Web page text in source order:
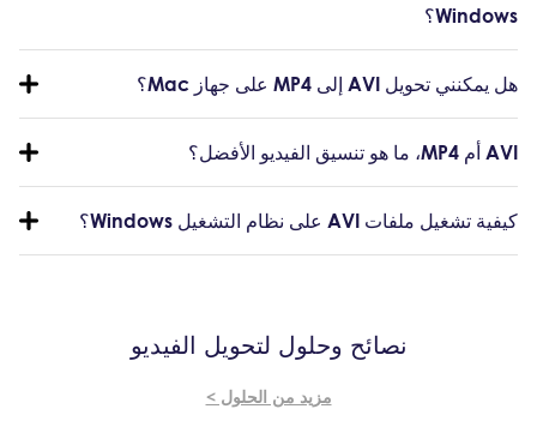
Windows؟
هل يمكنني تحويل AVI إلى MP4 على جهاز Mac؟
AVI أم MP4، ما هو تنسيق الفيديو الأفضل؟
كيفية تشغيل ملفات AVI على نظام التشغيل Windows؟
نصائح وحلول لتحويل الفيديو
مزيد من الحلول >